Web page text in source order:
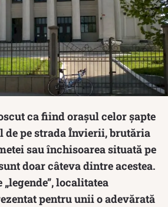
ca fiind orașul celor șapte
pe strada Învierii, brutăria
sau închisoarea situată pe
doar câteva dintre acestea.
localitatea
pentru unii o adevărată